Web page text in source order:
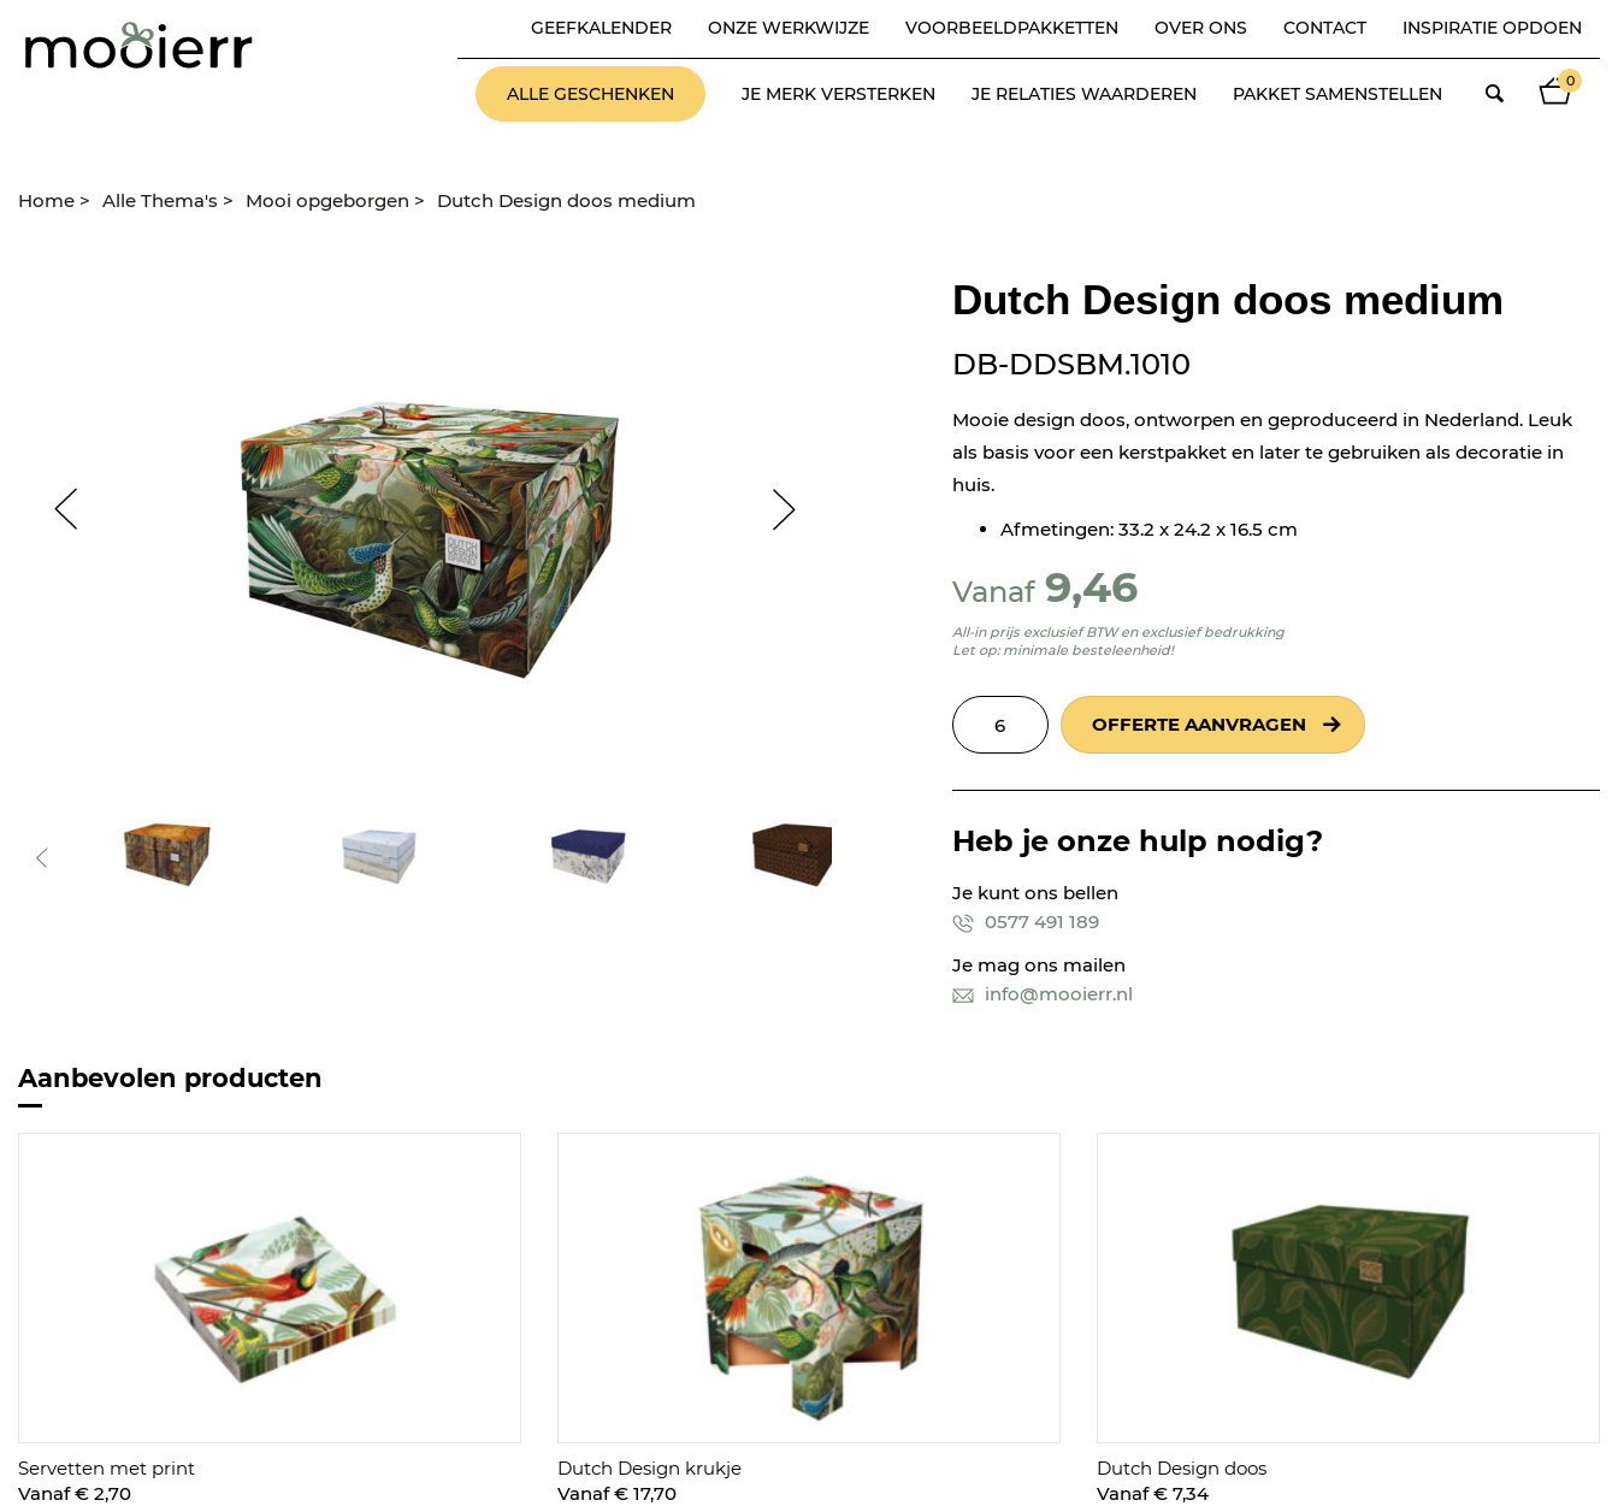
GEEFKALENDER ONZE WERKWIJZE VOORBEELDPAKKETTEN OVER ONS CONTACT INSPIRATIE OPDOEN
ALLE GESCHENKEN JE MERK VERSTERKEN JE RELATIES WAARDEREN PAKKET SAMENSTELLEN
0
Home > Alle Thema's > Mooi opgeborgen > Dutch Design doos medium
Dutch Design doos medium
DB-DDSBM.1010
Mooie design doos, ontworpen en geproduceerd in Nederland. Leuk
als basis voor een kerstpakket en later te gebruiken als decoratie in
huis.
Afmetingen: 33.2 x 24.2 x 16.5 cm
Vanaf 9,46
All-in prijs exclusief BTW en exclusief bedrukking
Let op: minimale besteleenheid!
OFFERTE AANVRAGEN
Heb je onze hulp nodig?
Je kunt ons bellen
0577 491 189
Je mag ons mailen
info@mooierr.nl
Aanbevolen producten
Servetten met print
Vanaf € 2,70
Dutch Design krukje
Vanaf € 17,70
Dutch Design doos
Vanaf € 7,34